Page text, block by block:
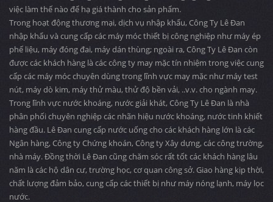
việc làm thế nào để hạ giá thành cho sản phẩm.
Trong hoạt động thương mại, dịch vụ nhập khẩu, Công Ty Lê Đan
nhập khẩu và cung cấp các máy móc thiết bị công nghiệp như máy ép
phế liệu, máy đóng đai, máy dán thùng; ngoài ra, Công Ty Lê Đan còn
được các khách hàng là các công ty may mặc tín nhiệm trong việc cung
cấp các máy móc chuyên dùng trong lĩnh vực may mặc như máy test
nút, máy dò kim, máy thử màu, thử độ bền vải, ..v.v. cho ngành may.
Trong lĩnh vực nước khoáng, nước giải khát, Công Ty Lê Đan là nhà
phân phối chuyên nghiệp các nhãn hiệu nước khoáng, nước tinh khiết
hàng đầu. Lê Đan cung cấp nước uống cho các khách hàng lớn là các
Ngân hàng, Công ty Chứng khoán, Công ty Xây dựng, các công trường,
nhà máy. Đồng thời Lê Đan cũng chăm sóc rất tốt các khách hàng lâu
năm là các hộ dân cư, trường học, cơ quan công sở. Giao hàng kịp thời,
chất lượng đảm bảo, cung cấp các thiết bị như máy nóng lạnh, máy lọc
nước.